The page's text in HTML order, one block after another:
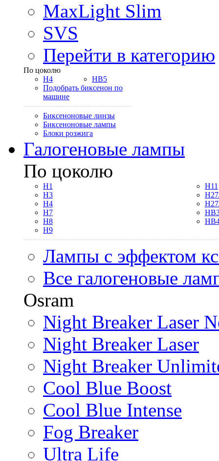
MaxLight Slim
SVS
Перейти в категорию
По цоколю
H4
HB5
Подобрать биксенон по
машине
Биксеноновые линзы
Биксеноновые лампы
Блоки розжига
Галогеновые лампы
По цоколю
H1
H3
H4
H7
H8
H9
H11
Лампы с эффектом
Все галогеновые
Osram
Night Breaker Laser
Night Breaker Laser
Night Breaker
Cool Blue Boost
Cool Blue Intense
Fog Breaker
Ultra Life